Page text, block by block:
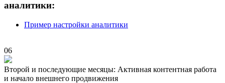
аналитики:
Пример настройки аналитики
06
Второй и последующие месяцы: Активная контентная работа
и начало внешнего продвижения